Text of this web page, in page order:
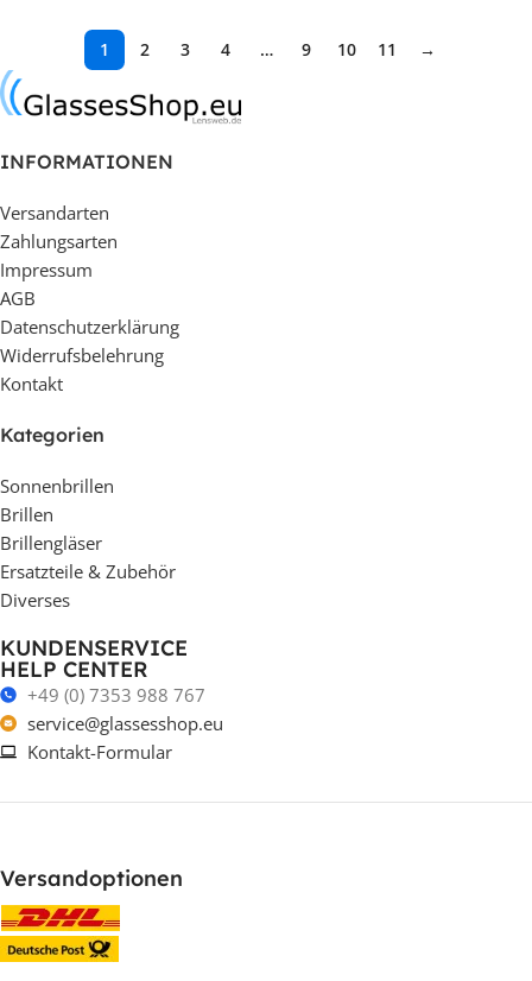
1 2 3 4 … 9 10 11 →
INFORMATIONEN
Versandarten
Zahlungsarten
Impressum
AGB
Datenschutzerklärung
Widerrufsbelehrung
Kontakt
Kategorien
Sonnenbrillen
Brillen
Brillengläser
Ersatzteile & Zubehör
Diverses
KUNDENSERVICE
HELP CENTER
+49 (0) 7353 988 767
service@glassesshop.eu
Kontakt-Formular
Versandoptionen